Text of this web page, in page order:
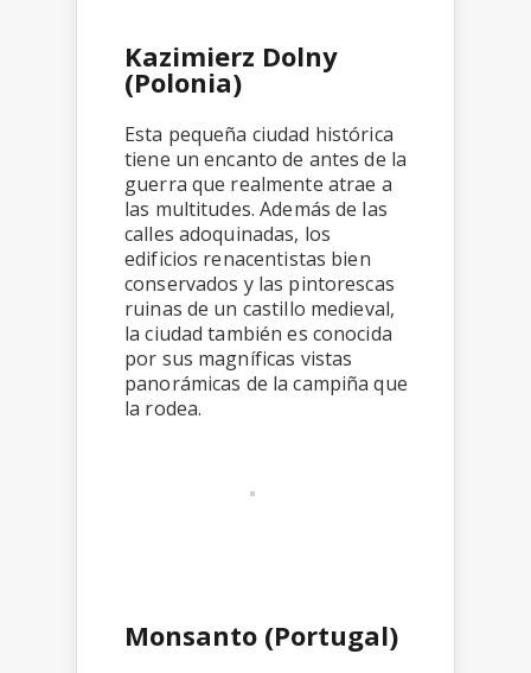
Kazimierz Dolny
(Polonia)
Esta pequeña ciudad histórica
tiene un encanto de antes de la
guerra que realmente atrae a
las multitudes. Además de las
calles adoquinadas, los
edificios renacentistas bien
conservados y las pintorescas
ruinas de un castillo medieval,
la ciudad también es conocida
por sus magníficas vistas
panorámicas de la campiña que
la rodea.
Monsanto (Portugal)